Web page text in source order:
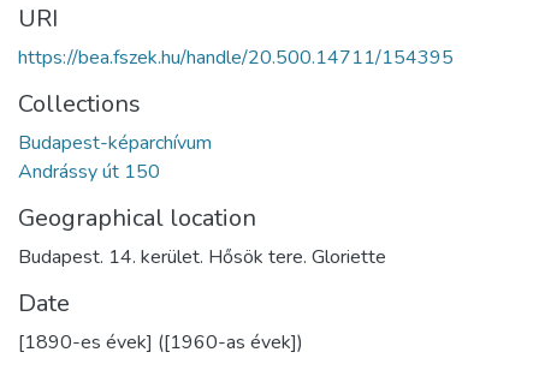
URI
https://bea.fszek.hu/handle/20.500.14711/154395
Collections
Budapest-képarchívum
Andrássy út 150
Geographical location
Budapest. 14. kerület. Hősök tere. Gloriette
Date
[1890-es évek] ([1960-as évek])